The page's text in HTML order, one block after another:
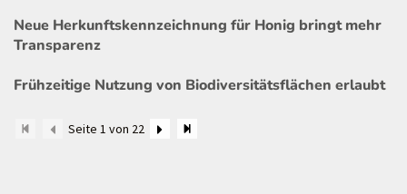
Neue Herkunftskennzeichnung für Honig bringt mehr
Transparenz
Frühzeitige Nutzung von Biodiversitätsflächen erlaubt
Seite 1 von 22